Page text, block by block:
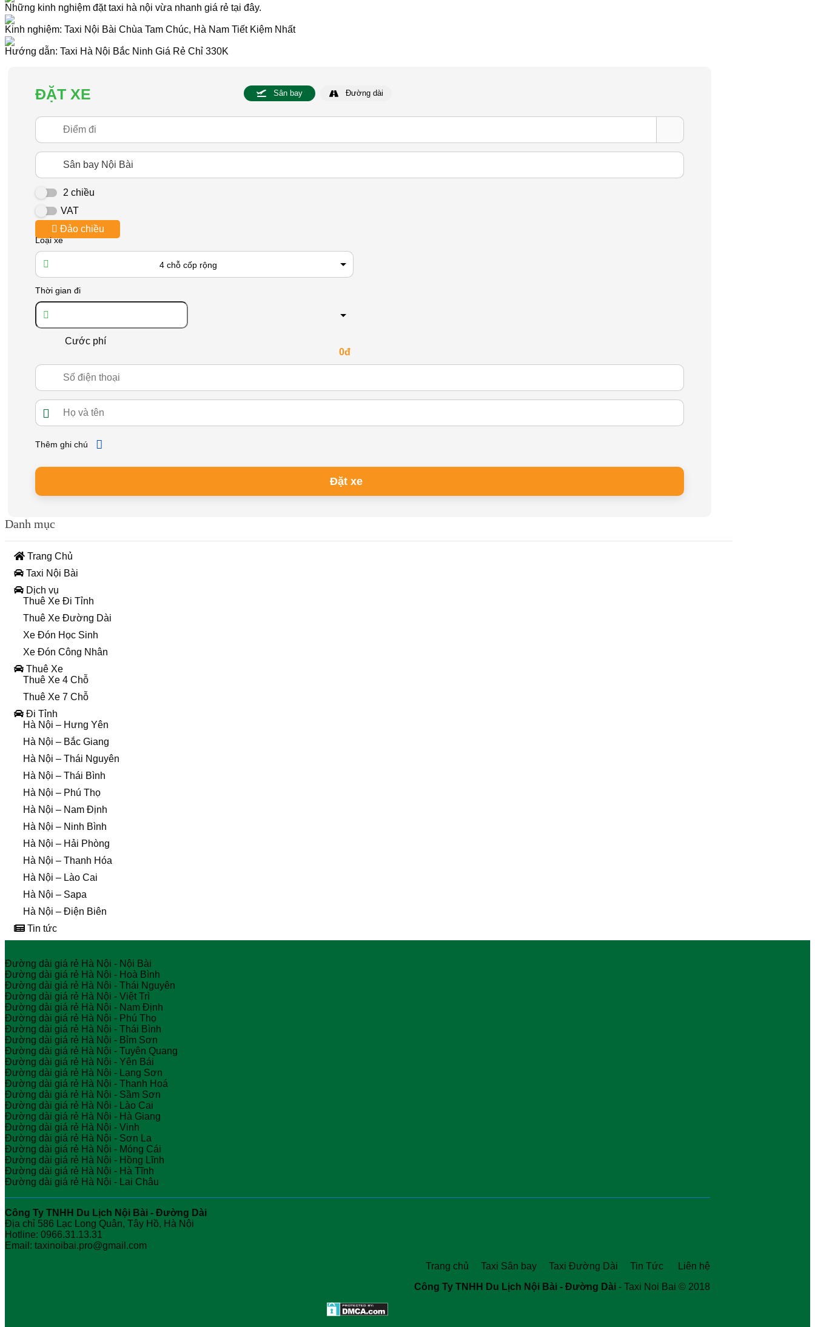
Những kinh nghiệm đặt taxi hà nội vừa nhanh giá rẻ tại đây.
Kinh nghiệm: Taxi Nội Bài Chùa Tam Chúc, Hà Nam Tiết Kiệm Nhất
Hướng dẫn: Taxi Hà Nội Bắc Ninh Giá Rẻ Chỉ 330K
ĐẶT XE Sân bay Đường dài
2 chiều
VAT
Đảo chiều
Loại xe
4 chỗ cốp rộng
Thời gian đi
Cước phí
0đ
Thêm ghi chú
Đặt xe
Danh mục
Trang Chủ
Taxi Nội Bài
Dịch vụ
Thuê Xe Đi Tỉnh
Thuê Xe Đường Dài
Xe Đón Học Sinh
Xe Đón Công Nhân
Thuê Xe
Thuê Xe 4 Chỗ
Thuê Xe 7 Chỗ
Đi Tỉnh
Hà Nội – Hưng Yên
Hà Nội – Bắc Giang
Hà Nội – Thái Nguyên
Hà Nội – Thái Bình
Hà Nội – Phú Thọ
Hà Nội – Nam Định
Hà Nội – Ninh Bình
Hà Nội – Hải Phòng
Hà Nội – Thanh Hóa
Hà Nội – Lào Cai
Hà Nội – Sapa
Hà Nội – Điện Biên
Tin tức
Đường dài giá rẻ Hà Nội - Nội Bài
Đường dài giá rẻ Hà Nội - Hoà Bình
Đường dài giá rẻ Hà Nội - Thái Nguyên
Đường dài giá rẻ Hà Nội - Việt Trì
Đường dài giá rẻ Hà Nội - Nam Định
Đường dài giá rẻ Hà Nội - Phú Thọ
Đường dài giá rẻ Hà Nội - Thái Bình
Đường dài giá rẻ Hà Nội - Bỉm Sơn
Đường dài giá rẻ Hà Nội - Tuyên Quang
Đường dài giá rẻ Hà Nội - Yên Bái
Đường dài giá rẻ Hà Nội - Lạng Sơn
Đường dài giá rẻ Hà Nội - Thanh Hoá
Đường dài giá rẻ Hà Nội - Sầm Sơn
Đường dài giá rẻ Hà Nội - Lào Cai
Đường dài giá rẻ Hà Nội - Hà Giang
Đường dài giá rẻ Hà Nội - Vinh
Đường dài giá rẻ Hà Nội - Sơn La
Đường dài giá rẻ Hà Nội - Móng Cái
Đường dài giá rẻ Hà Nội - Hồng Lĩnh
Đường dài giá rẻ Hà Nội - Hà Tĩnh
Đường dài giá rẻ Hà Nội - Lai Châu
Công Ty TNHH Du Lịch Nội Bài - Đường Dài
Địa chỉ 586 Lạc Long Quân, Tây Hồ, Hà Nội
Hotline: 0966.31.13.31
Email: taxinoibai.pro@gmail.com
Trang chủ
Taxi Sân bay Taxi Đường Dài Tin Tức
Liên hệ
Công Ty TNHH Du Lịch Nội Bài - Đường Dài- Taxi Noi Bai © 2018